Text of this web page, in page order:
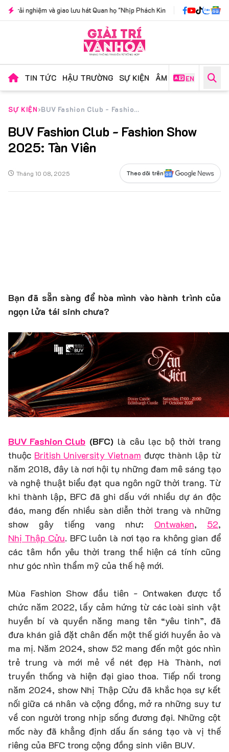
Quan họ "Nhịp Phách Kinh Bắc": Nơi lời ca xưa cất nhịp cùng thế hệ mới
TIN TỨC HẬU TRƯỜNG SỰ KIỆN ÂM NHẠC PHIM
EN
SỰ KIỆN BUV Fashion Club - Fashion Show 2025: Tàn Viên
BUV Fashion Club - Fashion Show
2025: Tàn Viên
Tháng 10 08, 2025 Theo dõi trên
Bạn đã sẵn sàng để hòa mình vào hành trình của
ngọn lửa tái sinh chưa?
BUV Fashion Club (BFC) là câu lạc bộ thời trang
thuộc British University Vietnam được thành lập từ
năm 2018, đây là nơi hội tụ những đam mê sáng tạo
và nghệ thuật biểu đạt qua ngôn ngữ thời trang. Từ
khi thành lập, BFC đã ghi dấu với nhiều dự án độc
đáo, mang đến nhiều sàn diễn thời trang và những
show gây tiếng vang như: Ontwaken, 52,
Nhị Thập Cửu. BFC luôn là nơi tạo ra không gian để
các tâm hồn yêu thời trang thể hiện cá tính cũng
như góc nhìn thẩm mỹ của thế hệ mới.
Mùa Fashion Show đầu tiên - Ontwaken được tổ
chức năm 2022, lấy cảm hứng từ các loài sinh vật
huyền bí và quyền năng mang tên “yêu tinh”, đã
đưa khán giả đặt chân đến một thế giới huyền ảo và
ma mị. Năm 2024, show 52 mang đến một góc nhìn
trẻ trung và mới mẻ về nét đẹp Hà Thành, nơi
truyền thống và hiện đại giao thoa. Tiếp nối trong
năm 2024, show Nhị Thập Cửu đã khắc họa sự kết
nối giữa cá nhân và cộng đồng, mở ra những suy tư
về con người trong nhịp sống đương đại. Những cột
mốc này đã khẳng định dấu ấn sáng tạo và vị thế
riêng của BFC trong cộng đồng sinh viên BUV.